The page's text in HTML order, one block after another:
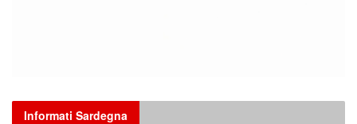
Informati Sardegna